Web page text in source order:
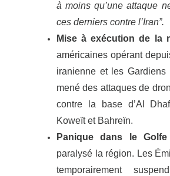
à moins qu’une attaque
ces derniers contre l’Iran”.
Mise à exécution de la
américaines opérant
iranienne et les
mené des attaques de
contre la base d’Al
Koweït et Bahreïn.
Panique dans le Golfe
paralysé la région. Les
temporairement